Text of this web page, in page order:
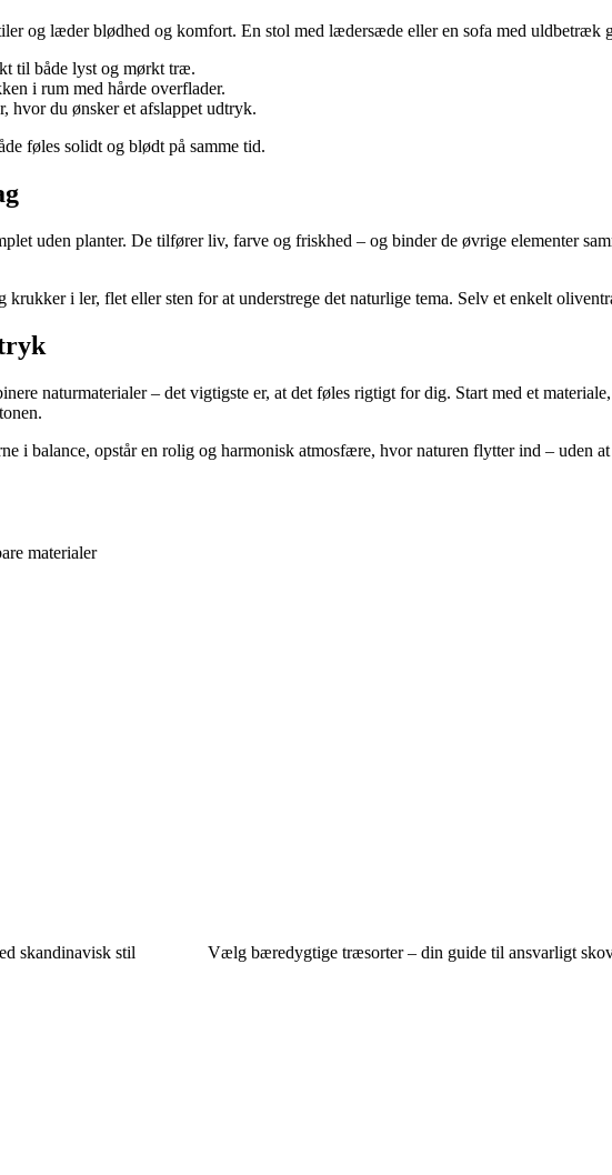
og læder blødhed og komfort. En stol med lædersæde eller en sofa med uldbetræk
til både lyst og mørkt træ.
i rum med hårde overflader.
hvor du ønsker et afslappet udtryk.
føles solidt og blødt på samme tid.
uden planter. De tilfører liv, farve og friskhed – og binder de øvrige elementer
i ler, flet eller sten for at understrege det naturlige tema. Selv et enkelt
naturmaterialer – det vigtigste er, at det føles rigtigt for dig. Start med et
i balance, opstår en rolig og harmonisk atmosfære, hvor naturen flytter ind – uden
materialer
skandinavisk stil Vælg bæredygtige træsorter – din guide til ansvarligt